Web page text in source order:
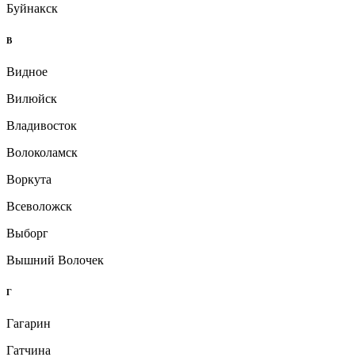
Буйнакск
В
Видное
Вилюйск
Владивосток
Волоколамск
Воркута
Всеволожск
Выборг
Вышний Волочек
Г
Гагарин
Гатчина